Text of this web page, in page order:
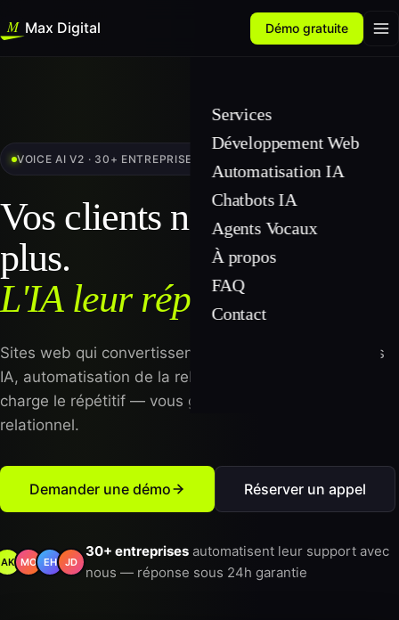
Max Digital Démo gratuite
Services
Développement Web
Automatisation IA
Chatbots IA
Agents Vocaux
À propos
FAQ
Contact
VOICE AI V2 · 30+ ENTREPRISES AUTOMATISÉES
Vos clients n'attendent
plus.
L'IA leur répond, 24/7.
Sites web qui convertissent, chatbots et voice agents
IA, automatisation de la relation client. On prend en
charge le répétitif — vous gardez le contrôle et le
relationnel.
Demander une démo Réserver un appel
AK MO EH JD
30+ entreprises automatisent leur support avec
nous — réponse sous 24h garantie